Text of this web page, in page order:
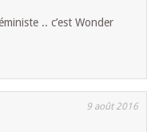
.. c’est Wonder
9 août 2016